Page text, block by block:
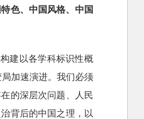
色、中国风格、中国
建以各学科标识性概
加速演进。我们必须
的深层次问题、人民
背后的中国之理，以